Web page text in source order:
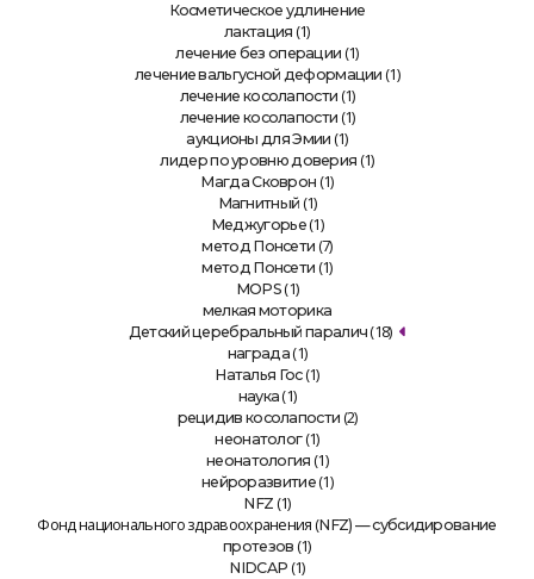
Косметическое удлинение
лактация (1)
лечение без операции (1)
лечение вальгусной деформации (1)
лечение косолапости (1)
лечение косолапости (1)
аукционы для Эмии (1)
лидер по уровню доверия (1)
Магда Сковрон (1)
Магнитный (1)
Меджугорье(1)
метод Понсети (7)
метод Понсети (1)
MOPS (1)
мелкая моторика
Детский церебральный паралич (18)
награда(1)
Наталья Гос(1)
наука (1)
рецидив косолапости (2)
неонатолог(1)
неонатология (1)
нейроразвитие(1)
NFZ (1)
Фонд национального здравоохранения (NFZ) — субсидирование
протезов (1)
NIDCAP (1)